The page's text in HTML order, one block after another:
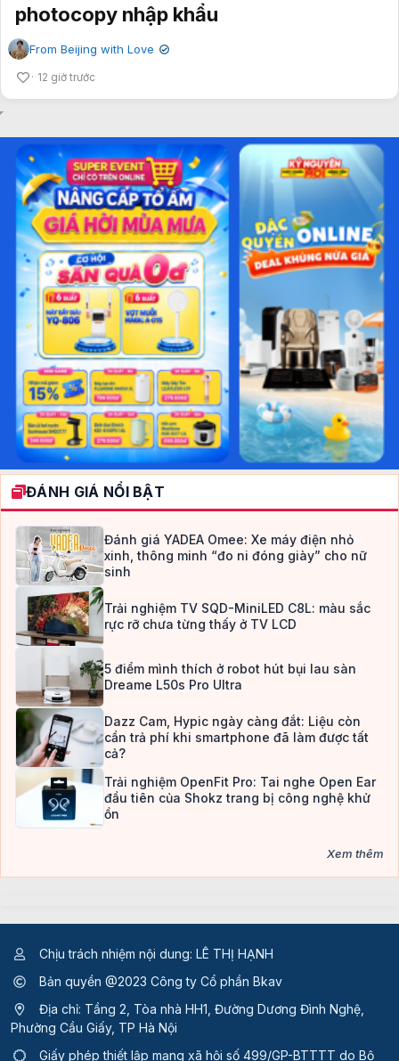
photocopy nhập khẩu
From Beijing with Love ✔
12 giờ trước
ĐÁNH GIÁ NỔI BẬT
Đánh giá YADEA Omee: Xe máy điện nhỏ
xinh, thông minh “đo ni đóng giày” cho nữ
sinh
Trải nghiệm TV SQD-MiniLED C8L: màu sắc
rực rỡ chưa từng thấy ở TV LCD
5 điểm mình thích ở robot hút bụi lau sàn
Dreame L50s Pro Ultra
Dazz Cam, Hypic ngày càng đắt: Liệu còn
cần trả phí khi smartphone đã làm được tất
cả?
Trải nghiệm OpenFit Pro: Tai nghe Open Ear
đầu tiên của Shokz trang bị công nghệ khử
ồn
Xem thêm
Chịu trách nhiệm nội dung: LÊ THỊ HẠNH
Bản quyền @2023 Công ty Cổ phần Bkav
Địa chỉ: Tầng 2, Tòa nhà HH1, Đường Dương Đình Nghệ,
Phường Cầu Giấy, TP Hà Nội
Giấy phép thiết lập mạng xã hội số 499/GP-BTTTT do Bộ